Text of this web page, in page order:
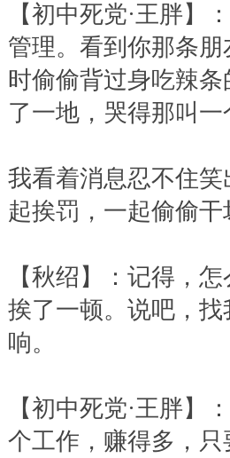
【初中死党·王胖】
管理。看到你那条
时偷偷背过身吃辣
了一地，哭得那叫一
我看着消息忍不住
起挨罚，一起偷偷干
【秋绍】：记得，
挨了一顿。说吧，
响。
【初中死党·王胖】
个工作，赚得多，